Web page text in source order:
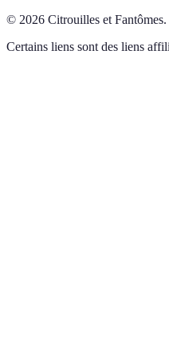
© 2026 Citrouilles et Fantômes.
Certains liens sont des liens